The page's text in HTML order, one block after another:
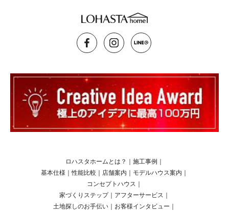
ロハスタホームとは？ 施工事例
基本仕様 ｜性能比較 店舗案内 モデルハウス案内
コンセプトハウス
家づくりステップ
アフターサービス
土地探しのお手伝い
お客様インタビュー